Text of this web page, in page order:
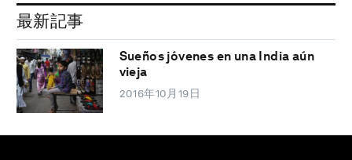
最新記事
Sueños jóvenes en una India aún
vieja
2016年10月19日